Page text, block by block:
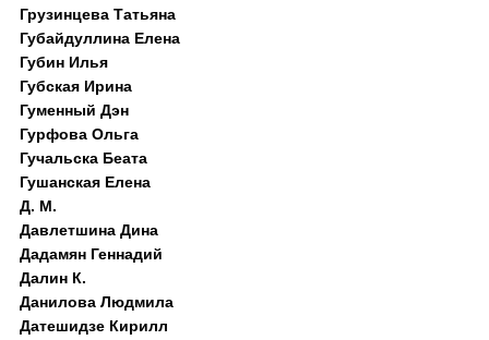
Грузинцева Татьяна
Губайдуллина Елена
Губин Илья
Губская Ирина
Гуменный Дэн
Гурфова Ольга
Гучальска Беата
Гушанская Елена
Д. M.
Давлетшина Дина
Дадамян Геннадий
Далин К.
Данилова Людмила
Датешидзе Кирилл